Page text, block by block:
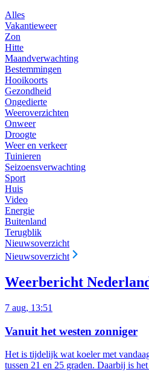
Alles
Vakantieweer
Zon
Hitte
Maandverwachting
Bestemmingen
Hooikoorts
Gezondheid
Ongedierte
Weeroverzichten
Onweer
Droogte
Weer en verkeer
Tuinieren
Seizoensverwachting
Sport
Huis
Video
Energie
Buitenland
Terugblik
Nieuwsoverzicht
Nieuwsoverzicht
Weerbericht
7 aug, 13:51
Vanuit het westen zonniger
Het is tijdelijk wat koeler met
tussen 21 en 25 graden. Daarbij is